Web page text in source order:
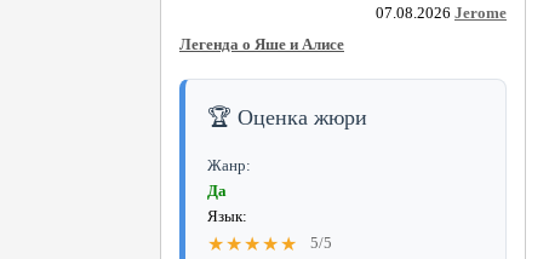
07.08.2026 Jerome
Легенда о Яше и Алисе
🏆 Оценка жюри
Жанр:
Да
Язык:
★★★★★
5/5